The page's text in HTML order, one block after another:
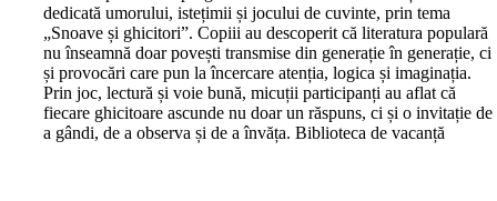
dedicată umorului, istețimii și jocului de cuvinte, prin tema
„Snoave și ghicitori”. Copiii au descoperit că literatura populară
nu înseamnă doar povești transmise din generație în generație, ci
și provocări care pun la încercare atenția, logica și imaginația.
Prin joc, lectură și voie bună, micuții participanți au aflat că
fiecare ghicitoare ascunde nu doar un răspuns, ci și o invitație de
a gândi, de a observa și de a învăța. Biblioteca de vacanță